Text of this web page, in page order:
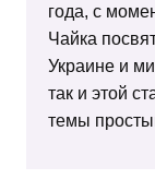
года, с
Чайка
Украине и
так и этой
темы